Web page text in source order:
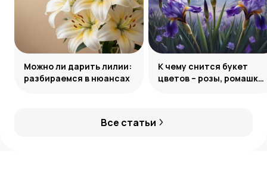
Все статьи
Можно ли дарить лилии:
разбираемся в нюансах
К чему снится букет
цветов – розы, ромашки,